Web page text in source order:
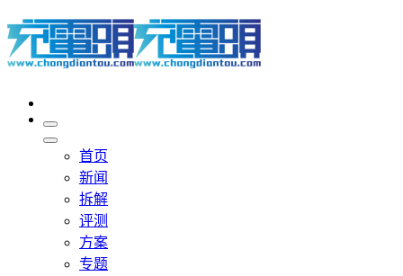
首页
新闻
拆解
评测
方案
专题